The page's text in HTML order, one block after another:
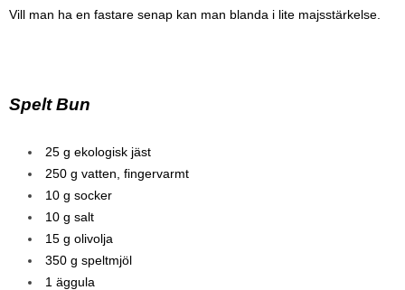
Vill man ha en fastare senap kan man blanda i lite majsstärkelse.
Spelt Bun
25 g ekologisk jäst
250 g vatten, fingervarmt
10 g socker
10 g salt
15 g olivolja
350 g speltmjöl
1 äggula